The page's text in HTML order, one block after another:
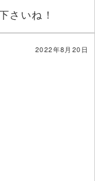
さいね！
2022年8月20日